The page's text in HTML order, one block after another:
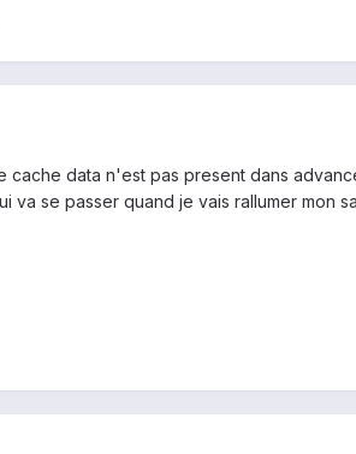
data n'est pas present dans
se passer quand je vais rallumer mon